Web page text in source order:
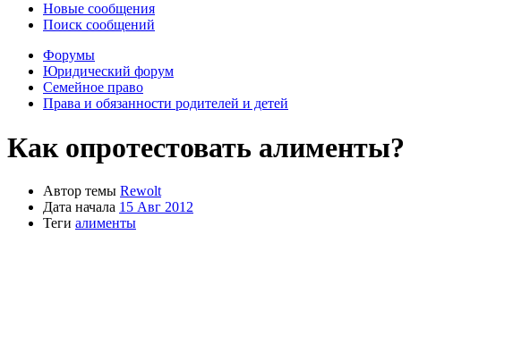
Новые сообщения
Поиск сообщений
Форумы
Юридический форум
Семейное право
Права и обязанности родителей и детей
Как опротестовать алименты?
Автор темы Rewolt
Дата начала 15 Авг 2012
Теги алименты